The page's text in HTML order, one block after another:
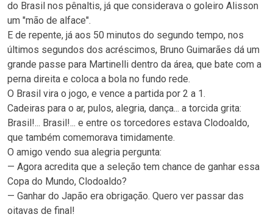
do Brasil nos pênaltis, já que considerava o goleiro Alisson
um "mão de alface".
E de repente, já aos 50 minutos do segundo tempo, nos
últimos segundos dos acréscimos, Bruno Guimarães dá um
grande passe para Martinelli dentro da área, que bate com a
perna direita e coloca a bola no fundo rede.
O Brasil vira o jogo, e vence a partida por 2 a 1.
Cadeiras para o ar, pulos, alegria, dança... a torcida grita:
Brasil!... Brasil!... e entre os torcedores estava Clodoaldo,
que também comemorava timidamente.
O amigo vendo sua alegria pergunta:
— Agora acredita que a seleção tem chance de ganhar essa
Copa do Mundo, Clodoaldo?
— Ganhar do Japão era obrigação. Quero ver passar das
oitavas de final!